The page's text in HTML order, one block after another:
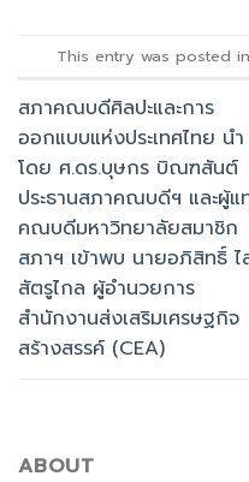
This entry was posted in
สภาคณบดีศิลปะและการ
ออกแบบแห่งประเทศไทย นำ
โดย ศ.ดร.บุษกร บิณฑสันต์
ประธานสภาคณบดีฯ และผู้แ
คณบดีมหาวิทยาลัยสมาชิก
สภาฯ เข้าพบ นายอภิสิทธิ์ ไ
สัตรูไกล ผู้อำนวยการ
สำนักงานส่งเสริมเศรษฐกิจ
สร้างสรรค์ (CEA)
ABOUT